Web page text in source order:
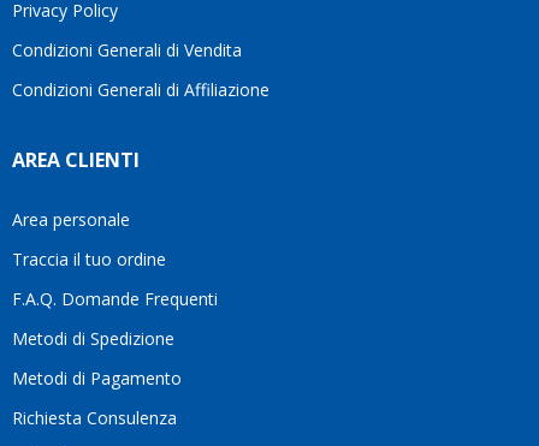
Privacy Policy
Condizioni Generali di Vendita
Condizioni Generali di Affiliazione
AREA CLIENTI
Area personale
Traccia il tuo ordine
F.A.Q. Domande Frequenti
Metodi di Spedizione
Metodi di Pagamento
Richiesta Consulenza